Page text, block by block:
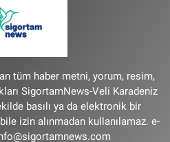
tüm haber metni, yorum, resim,
SigortamNews-Veli Karadeniz
basılı ya da elektronik bir
izin alınmadan kullanılamaz. e-